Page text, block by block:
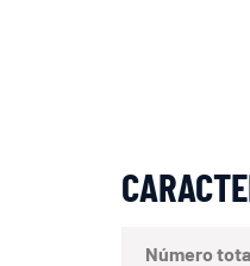
Número